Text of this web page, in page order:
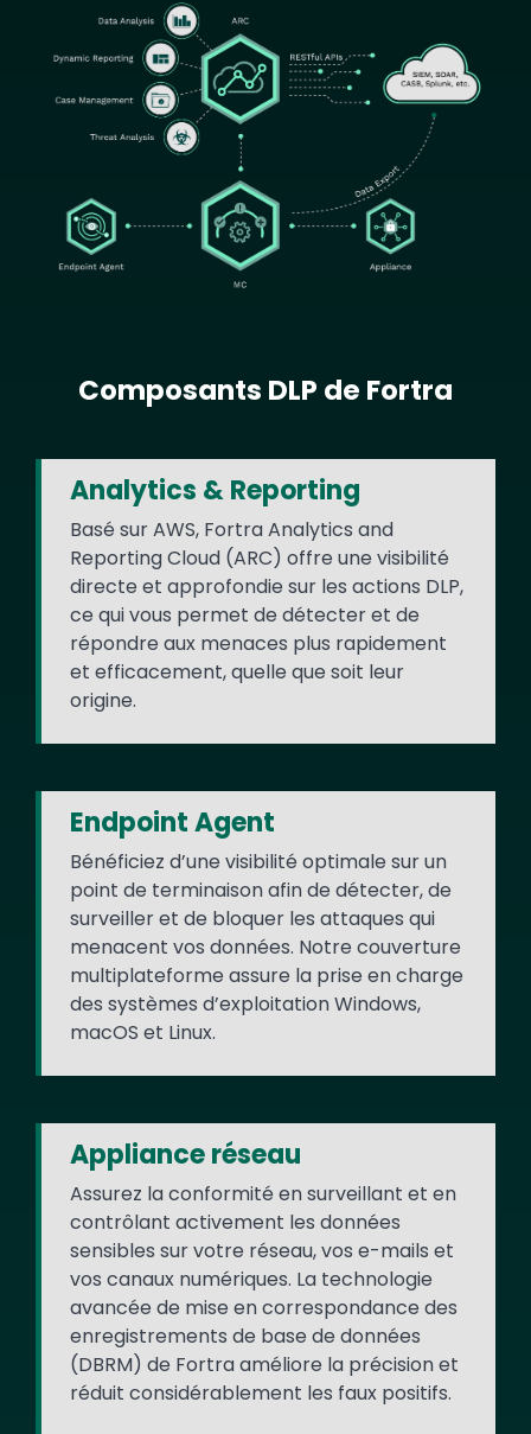
Composants DLP de Fortra
Analytics & Reporting
Basé sur AWS, Fortra Analytics and
Reporting Cloud (ARC) offre une visibilité
directe et approfondie sur les actions DLP,
ce qui vous permet de détecter et de
répondre aux menaces plus rapidement
et efficacement, quelle que soit leur
origine.
Endpoint Agent
Bénéficiez d’une visibilité optimale sur un
point de terminaison afin de détecter, de
surveiller et de bloquer les attaques qui
menacent vos données. Notre couverture
multiplateforme assure la prise en charge
des systèmes d’exploitation Windows,
macOS et Linux.
Appliance réseau
Assurez la conformité en surveillant et en
contrôlant activement les données
sensibles sur votre réseau, vos e-mails et
vos canaux numériques. La technologie
avancée de mise en correspondance des
enregistrements de base de données
(DBRM) de Fortra améliore la précision et
réduit considérablement les faux positifs.